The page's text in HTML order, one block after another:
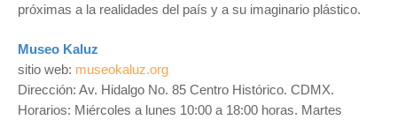
próximas a la realidades del país y a su imaginario plástico.
Museo Kaluz
sitio web: museokaluz.org
Dirección: Av. Hidalgo No. 85 Centro Histórico. CDMX.
Horarios: Miércoles a lunes 10:00 a 18:00 horas. Martes